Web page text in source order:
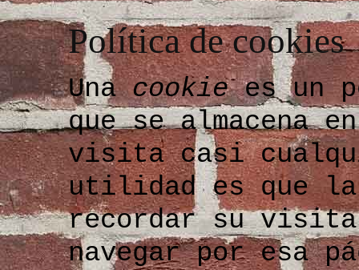
Política de cookies
Unacookiees un
que se almacena
visita casi
utilidad es que la
recordar su visita
navegar por esa